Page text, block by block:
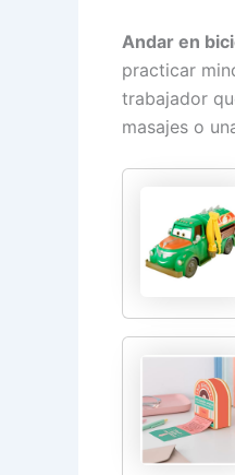
Andar en
practicar
trabajador
masajes o